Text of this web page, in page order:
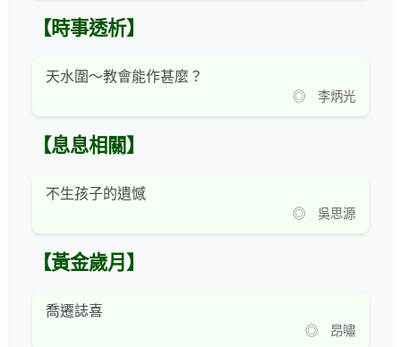
【時事透析】
天水圍～教會能作甚麼？
◎ 李炳光
【息息相關】
不生孩子的遺憾
◎ 吳思源
【黃金歲月】
喬遷誌喜
◎ 昂嘯